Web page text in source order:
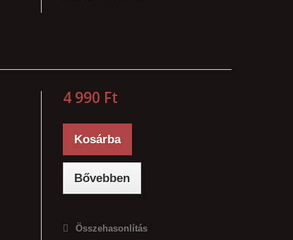
4 990 Ft‎
Kosárba
Bővebben
Összehasonlítás